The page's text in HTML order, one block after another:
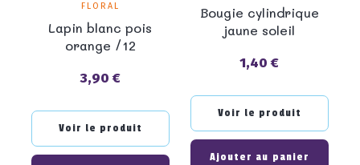
FLORAL
Lapin blanc pois
orange /12
Prix
3,90 €
Voir le produit
Bougie cylindrique
jaune soleil
Prix
1,40 €
Voir le produit
Ajouter au panier